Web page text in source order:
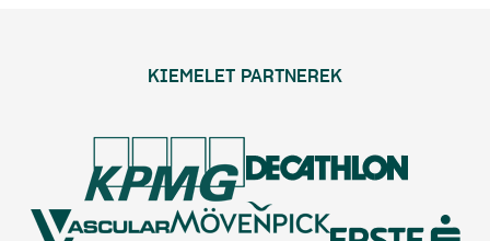
KIEMELET PARTNEREK